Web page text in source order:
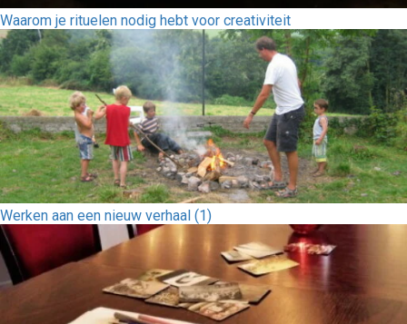
Waarom je rituelen nodig hebt voor creativiteit
Werken aan een nieuw verhaal (1)